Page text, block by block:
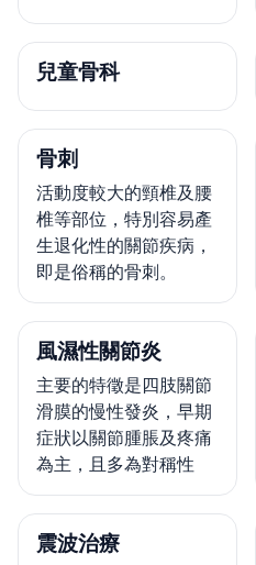
兒童骨科
骨刺
活動度較大的頸椎及腰
椎等部位，特別容易產
生退化性的關節疾病，
即是俗稱的骨刺。
風濕性關節炎
主要的特徵是四肢關節
滑膜的慢性發炎，早期
症狀以關節腫脹及疼痛
為主，且多為對稱性
震波治療